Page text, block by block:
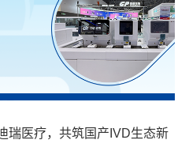
瑞医疗，共筑国产IVD生态新